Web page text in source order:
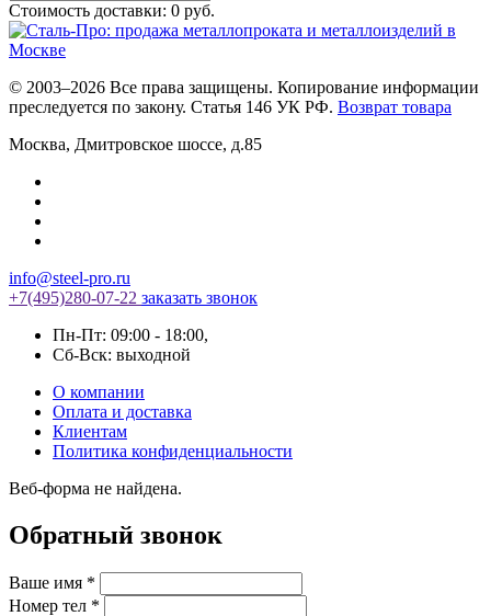
Стоимость доставки: 0 руб.
© 2003–2026 Все права защищены. Копирование информации
преследуется по закону. Статья 146 УК РФ. Возврат товара
Москва, Дмитровское шоссе, д.85
info@steel-pro.ru
+7(495)280-07-22 заказать звонок
Пн-Пт: 09:00 - 18:00,
Cб-Вск: выходной
О компании
Оплата и доставка
Клиентам
Политика конфиденциальности
Веб-форма не найдена.
Обратный звонок
Ваше имя *
Номер тел *